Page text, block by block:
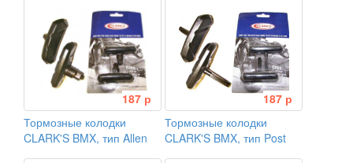
187 р
Тормозные колодки
CLARK'S BMX, тип Allen
187 р
Тормозные колодки
CLARK'S BMX, тип Post